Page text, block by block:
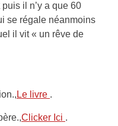
il n’y a que 60
se régale néanmoins
il vit « un rêve de
Le livre .
Clicker Ici .